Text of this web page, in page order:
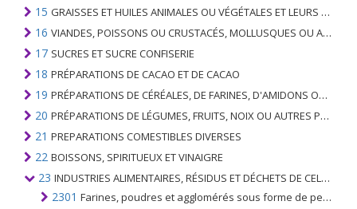
15 GRAISSES ET HUILES ANIMALES OU VÉGÉTALES ET LEURS PRODUITS DE CLIVAGE; GRAISSES ANIMALES PRÉPARÉES; CIRES ANIMALES OU VÉGÉTALES
16 VIANDES, POISSONS OU CRUSTACÉS, MOLLUSQUES OU AUTRES INVERTÉBRÉS AQUATIQUES; PRÉPARATIONS DE CELLES-CI
17 SUCRES ET SUCRE CONFISERIE
18 PRÉPARATIONS DE CACAO ET DE CACAO
19 PRÉPARATIONS DE CÉRÉALES, DE FARINES, D'AMIDONS OU DE LAIT; PRODUITS DE PATISSERIE
20 PRÉPARATIONS DE LÉGUMES, FRUITS, NOIX OU AUTRES PARTIES DE PLANTES
21 PREPARATIONS COMESTIBLES DIVERSES
22 BOISSONS, SPIRITUEUX ET VINAIGRE
23 INDUSTRIES ALIMENTAIRES, RÉSIDUS ET DÉCHETS DE CELLES-CI; FOURRAGE ANIMAL PRÉPARÉ
2301 Farines, poudres et agglomérés sous forme de pellets, de viande ou d'abats, de poissons ou de crustacés, de mollusques ou d'autres invertébrés aquatiques, impropres à l'alimentation humaine; jambières